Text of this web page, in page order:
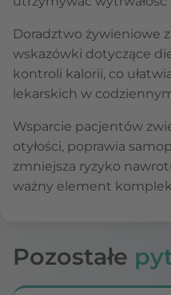
Doradztwo żywieniowe
wskazówki dotyczące
kontroli kalorii, co
lekarskich w
Wsparcie pacjentów
otyłości, poprawia
zmniejsza ryzyko
ważny element
Pozostałe